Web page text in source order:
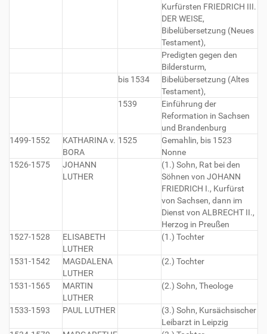
Kurfürsten FRIEDRICH III.
DER WEISE,
Bibelübersetzung (Neues
Testament),
Predigten gegen den
Bildersturm,
bis 1534
Bibelübersetzung (Altes
Testament),
1539
Einführung der
Reformation in Sachsen
und Brandenburg
1499-1552
KATHARINA v.
BORA
1525
Gemahlin, bis 1523
Nonne
1526-1575
JOHANN
LUTHER
(1.) Sohn, Rat bei den
Söhnen von JOHANN
FRIEDRICH I., Kurfürst
von Sachsen, dann im
Dienst von ALBRECHT II.,
Herzog in Preußen
1527-1528
ELISABETH
LUTHER
(1.) Tochter
1531-1542
MAGDALENA
LUTHER
(2.) Tochter
1531-1565
MARTIN
LUTHER
(2.) Sohn, Theologe
1533-1593 PAUL LUTHER
(3.) Sohn, Kursächsischer
Leibarzt in Leipzig